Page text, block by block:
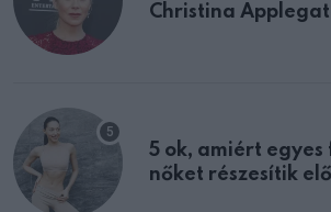
Christina
5 ok, amiért
nőket részesítik